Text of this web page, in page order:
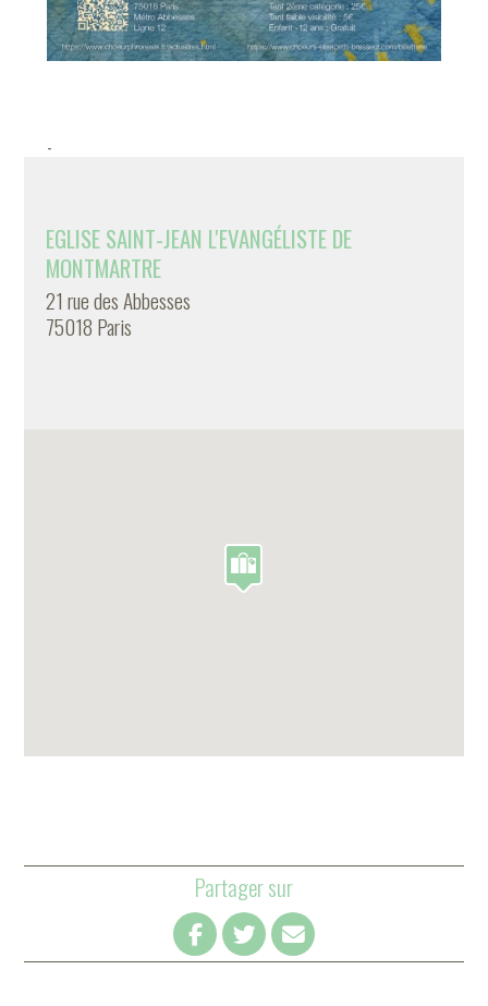
-
EGLISE SAINT-JEAN L'EVANGÉLISTE DE
MONTMARTRE
21 rue des Abbesses
75018 Paris
Partager sur